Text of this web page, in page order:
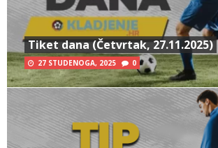
Tiket dana (Četvrtak, 27.11.2025)
27 STUDENOGA, 2025 0